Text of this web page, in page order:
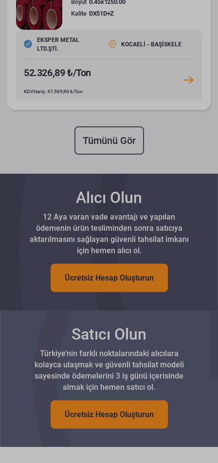
Boyut 0.45x1250.00
Kalite DX51D+Z
EKSPER METAL
LTD.ŞTİ.
KOCAELİ - BAŞİSKELE
52.326,89 ₺/Ton
KDV Hariç: 47.569,90 ₺/Ton
Tümünü Gör
Alıcı Olun
12 Aya varan vade avantajı ve yapılan
ödemenin ürün tesliminden sonra satıcıya
aktarılmasını sağlayan güvenli tahsilat imkanı
için hemen alıcı ol.
Ücretsiz Hesap Oluşturun
Satıcı Olun
Türkiye’nin farklı noktalarındaki alıcılara
kolayca ulaşmak ve güvenli tahsilat modeli
sayesinde ödemelerini 3 iş günü içerisinde
almak için hemen satıcı ol.
Ücretsiz Hesap Oluşturun